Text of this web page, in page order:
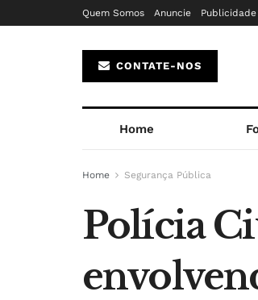
Quem Somos Anuncie Publicidade
CONTATE-NOS
Home
Home Segurança Pública
Polícia